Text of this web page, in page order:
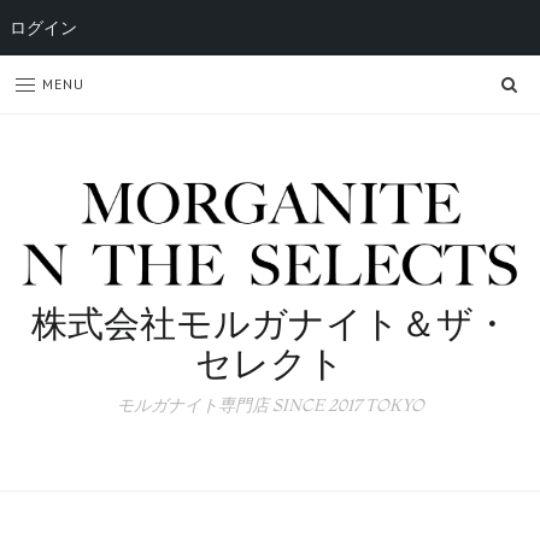
MENU
株式会社モルガナイト＆ザ・
セレクト
モルガナイト専門店 SINCE 2017 TOKYO
ログイン